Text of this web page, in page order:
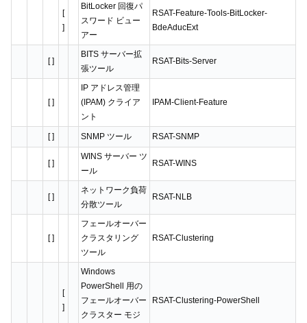
[
]
BitLocker 回復パ
スワード ビュー
アー
RSAT-Feature-Tools-BitLocker-
BdeAducExt
[ ]
BITS サーバー拡
張ツール
RSAT-Bits-Server
[ ]
IP アドレス管理
(IPAM) クライア
ント
IPAM-Client-Feature
[ ] SNMP ツール RSAT-SNMP
[ ]
WINS サーバー ツ
ール
RSAT-WINS
[ ]
ネットワーク負荷
分散ツール
RSAT-NLB
[ ]
フェールオーバー
クラスタリング
ツール
RSAT-Clustering
[
]
Windows
PowerShell 用の
フェールオーバー
クラスター モジ
RSAT-Clustering-PowerShell